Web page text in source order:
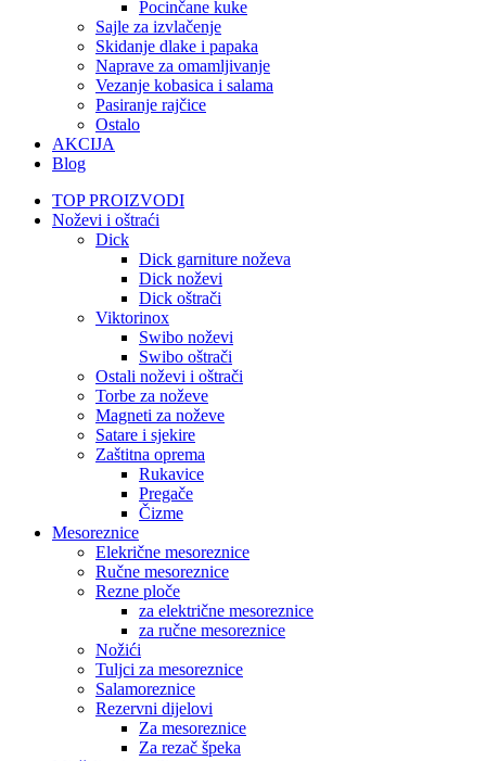
Pocinčane kuke
Sajle za izvlačenje
Skidanje dlake i papaka
Naprave za omamljivanje
Vezanje kobasica i salama
Pasiranje rajčice
Ostalo
AKCIJA
Blog
TOP PROIZVODI
Noževi i oštraći
Dick
Dick garniture noževa
Dick noževi
Dick oštrači
Viktorinox
Swibo noževi
Swibo oštrači
Ostali noževi i oštrači
Torbe za noževe
Magneti za noževe
Satare i sjekire
Zaštitna oprema
Rukavice
Pregače
Čizme
Mesoreznice
Elekrične mesoreznice
Ručne mesoreznice
Rezne ploče
za električne mesoreznice
za ručne mesoreznice
Nožići
Tuljci za mesoreznice
Salamoreznice
Rezervni dijelovi
Za mesoreznice
Za rezač špeka